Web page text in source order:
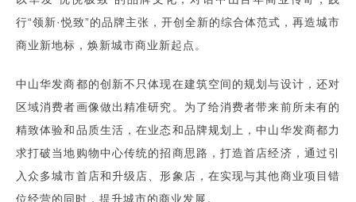
行“领新·悦致”的品牌主张，开创全新的综合体范式，再造城市
商业新地标，焕新城市商业新起点。
中山华发商都的创新不只体现在建筑空间的规划与设计，还对
区域消费者画像做出精准研究。为了给消费者带来前所未有的
精致体验和品质生活，在业态和品牌规划上，中山华发商都力
求打破当地购物中心传统的招商思路，打造首店经济，通过引
入众多城市首店和升级店、形象店，在实现与其他商业项目错
位经营的同时，提升城市的商业发展。